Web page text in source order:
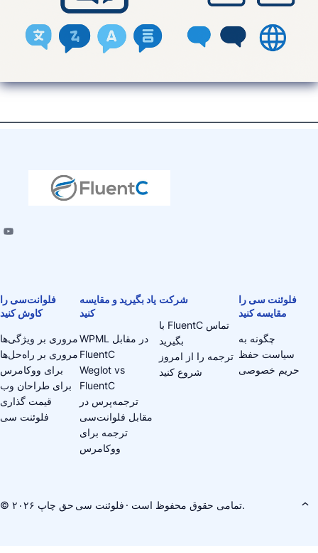
فلوانت‌سی را
کاوش کنید
مروری بر ویژگی‌ها
مروری بر راه‌حل‌ها
برای ووکامرس
برای طراحان وب
قیمت گذاری
فلوئنت سی
یاد بگیرید و مقایسه
کنید
WPML در مقابل
FluentC
Weglot vs
FluentC
ترجمه‌پرس در
مقابل فلوانت‌سی
ترجمه برای
ووکامرس
شرکت
با FluentC تماس
بگیرید
ترجمه را از امروز
شروع کنید
فلوئنت سی را
مقایسه کنید
چگونه به
سیاست حفظ
حریم خصوصی
© حق چاپ ۲۰۲۶ فلوئنت سی · تمامی حقوق محفوظ است.